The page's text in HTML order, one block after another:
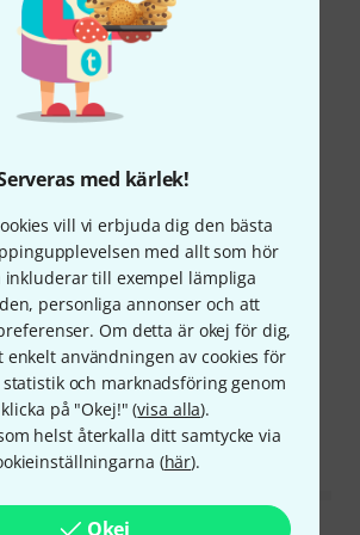
med kärlek!
vill vi erbjuda dig den bästa
med allt som hör
inkluderar till exempel lämpliga
personliga annonser och att
Om detta är okej för dig,
enkelt användningen av cookies för
och marknadsföring genom
på "Okej!" (visa alla).
helst återkalla ditt samtycke via
(här).
Okej
mixing console with intuitive
menus and pages to reach the
using it for LIVE performances and
requirements with the benefits of
feeling. So easy to access all
channel.